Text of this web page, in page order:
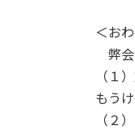
＜お
弊会
（１
もう
（２